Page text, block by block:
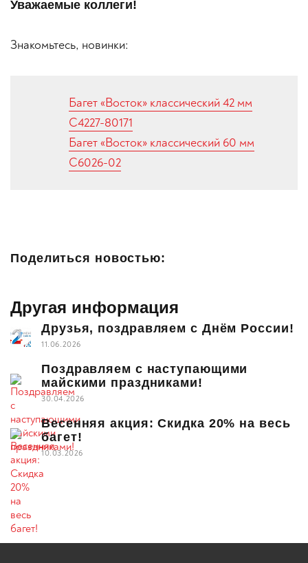
Уважаемые коллеги!
Знакомьтесь, новинки:
Багет «Восток» классический 42 мм
C4227-80171
Багет «Восток» классический 60 мм
C6026-02
Поделиться новостью:
Другая информация
Друзья, поздравляем с Днём России!
11.06.2026
Поздравляем с наступающими
майскими праздниками!
30.04.2026
Весенняя акция: Скидка 20% на весь
багет!
10.03.2026